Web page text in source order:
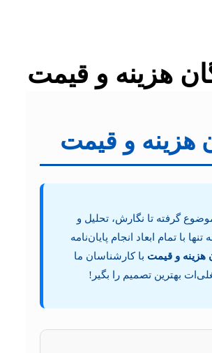
هزینه و قیمت
هزینه و قیمت
گرفته تا نگارش، تحلیل و
با تمام ابعاد انجام پایان‌نامه
هزینه و قیمت با کارشناسان ما
بهترین تصمیم را بگیر!